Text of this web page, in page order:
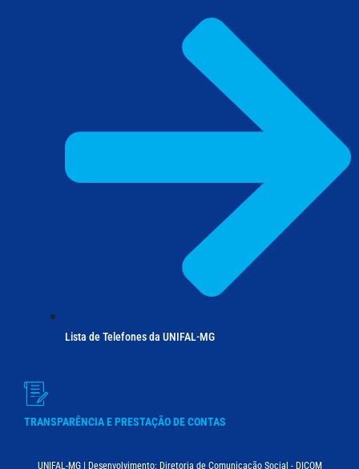
Lista de Telefones da UNIFAL-MG
TRANSPARÊNCIA E PRESTAÇÃO DE CONTAS
UNIFAL-MG | Desenvolvimento: Diretoria de Comunicação Social - DICOM